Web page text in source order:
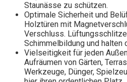
Staunässe zu schützen.
Optimale Sicherheit und
Holztüren mit
Verschluss.
Schimmelbildung und halten
Vielseitigkeit für jeden
Aufräumen von Gärten,
Werkzeuge, Dünger,